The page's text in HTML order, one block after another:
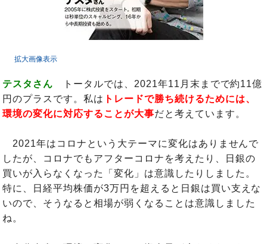
拡大画像表示
テスタさん トータルでは、2021年11月末までで約11億
円のプラスです。私は トレードで勝ち続けるためには、
環境の変化に対応することが大事だと考えています。
2021年はコロナという大テーマに変化はありませんで
したが、コロナでもアフターコロナを考えたり、日銀の
買いが入らなくなった「変化」は意識したりしました。
特に、日経平均株価が3万円を超えると日銀は買い支えな
いので、そうなると相場が弱くなることは意識しました
ね。